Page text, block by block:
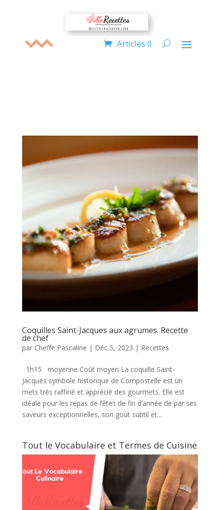
Articles 0
Coquilles Saint-Jacques aux agrumes. Recette
de chef
par Cheffe Pascaline | Déc 5, 2023 | Recettes
1h15 moyenne Coût moyen La coquille Saint-
Jacques symbole historique de Compostelle est un
mets très raffiné et apprécié des gourmets. Elle est
idéale pour les repas de fêtes de fin d’année de par ses
saveurs exceptionnelles, son goût subtil et...
Tout le Vocabulaire et Termes de Cuisine